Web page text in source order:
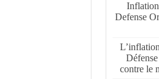
Defense
contre le